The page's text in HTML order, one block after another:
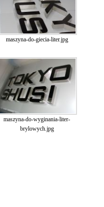
maszyna-do-giecia-liter.jpg
maszyna-do-wyginania-liter-
brylowych.jpg